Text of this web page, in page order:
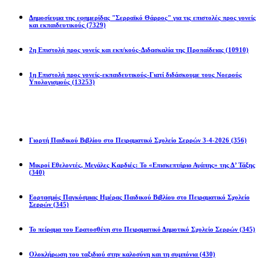
Δημοσίευμα της εφημερίδας "Σερραϊκό Θάρρος" για τις επιστολές προς γονείς
και εκπαιδευτικούς (7329)
2η Eπιστολή προς γονείς και εκπ/κούς-Διδασκαλία της Προπαίδειας (10910)
1η Επιστολή προς γονείς-εκπαιδευτικούς-Γιατί διδάσκουμε τους Νοερούς
Υπολογισμούς (13253)
Γιορτή Παιδικού Βιβλίου στο Πειραματικό Σχολείο Σερρών 3-4-2026 (356)
Μικροί Εθελοντές, Μεγάλες Καρδιές: Το «Επισκεπτήριο Αγάπης» της Δ’ Τάξης
(340)
Εορτασμός Παγκόσμιας Ημέρας Παιδικού Βιβλίου στο Πειραματικό Σχολείο
Σερρών (345)
Το πείραμα του Ερατοσθένη στο Πειραματικό Δημοτικό Σχολείο Σερρών (345)
Ολοκλήρωση του ταξιδιού στην καλοσύνη και τη συμπόνια (430)